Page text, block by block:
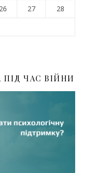
26 27
28
ЧАС ВІЙНИ